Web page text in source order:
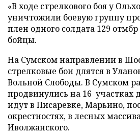
«В ходе стрелкового боя у
уничтожили боевую группу
плен одного солдата 129
бойцы.
На Сумском направлении в
стрелковые бои длятся в
Вольной Слободы. В Сумском
продвинулись на 16 участках
идут в Писаревке, Марьино,
окрестностях, в лесных
Иволжанского.